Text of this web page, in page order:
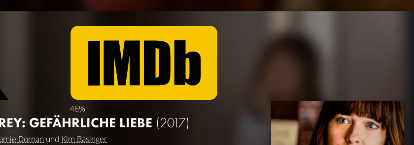
46%
GEFÄHRLICHE LIEBE (2017)
Dornan und Kim Basinger